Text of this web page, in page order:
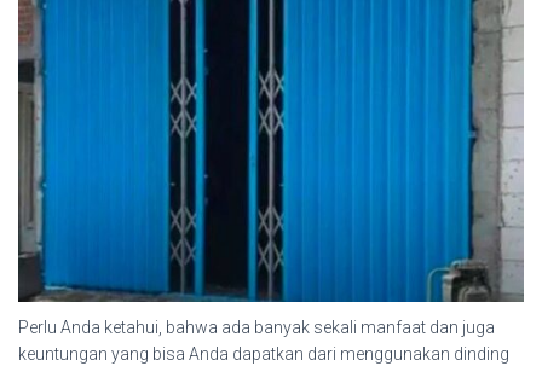
Perlu Anda ketahui, bahwa ada banyak sekali manfaat dan juga
keuntungan yang bisa Anda dapatkan dari menggunakan dinding